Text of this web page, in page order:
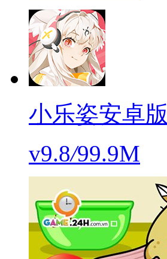
小乐姿安卓版
v9.8/99.9M